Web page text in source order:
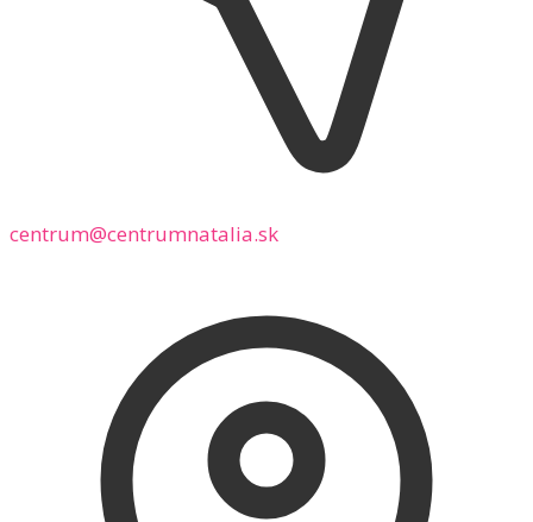
centrum@centrumnatalia.sk